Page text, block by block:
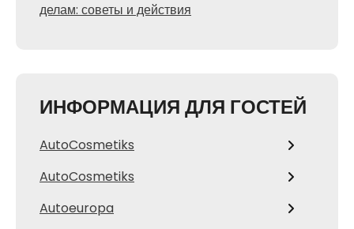
делам: советы и действия
ИНФОРМАЦИЯ ДЛЯ ГОСТЕЙ
AutoCosmetiks
AutoCosmetiks
Autoeuropa